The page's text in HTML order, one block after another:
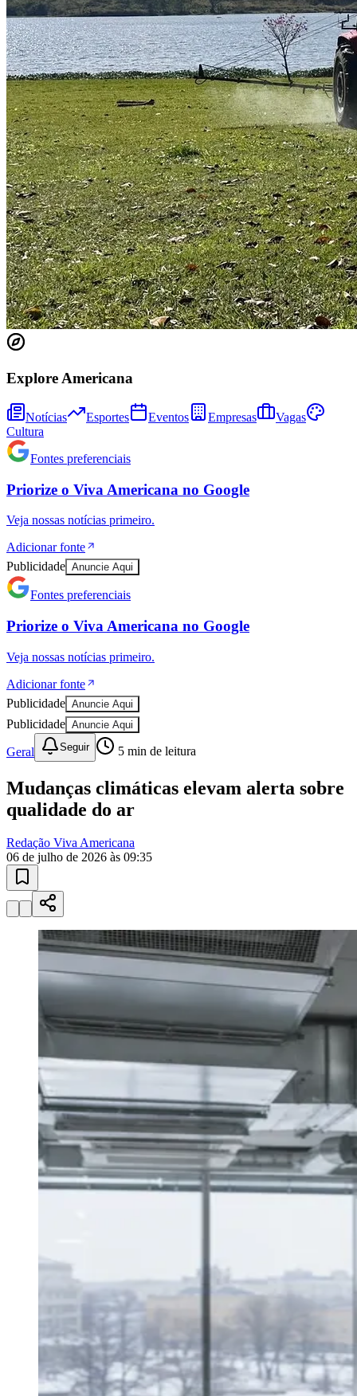
Vitória
Sport
Juventude
Explore Americana
Notícias Esportes Eventos Empresas
Vagas
Cultura
Fontes preferenciais
Priorize o Viva Americana no Google
Veja nossas notícias primeiro.
Adicionar fonte
Publicidade Anuncie Aqui
Fontes preferenciais
Priorize o Viva Americana no Google
Veja nossas notícias primeiro.
Adicionar fonte
Publicidade Anuncie Aqui
Publicidade Anuncie Aqui
Geral Seguir 5 min de leitura
Mudanças climáticas elevam alerta sobre
qualidade do ar
Redação Viva Americana
06 de julho de 2026 às 09:35